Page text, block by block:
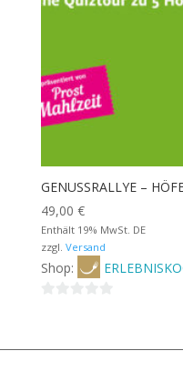
GENUSSRALLYE –
49,00 €
Enthält 19% MwSt. DE
zzgl. Versand
Shop:
5